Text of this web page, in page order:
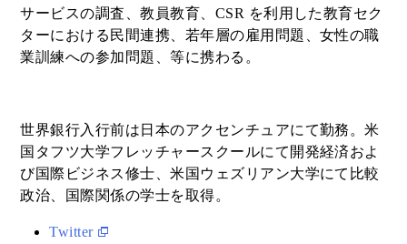
サービスの調査、教員教育、CSR を利用した教育セク
ターにおける民間連携、若年層の雇用問題、女性の職
業訓練への参加問題、等に携わる。
世界銀行入行前は日本のアクセンチュアにて勤務。米
国タフツ大学フレッチャースクールにて開発経済およ
び国際ビジネス修士、米国ウェズリアン大学にて比較
政治、国際関係の学士を取得。
Twitter